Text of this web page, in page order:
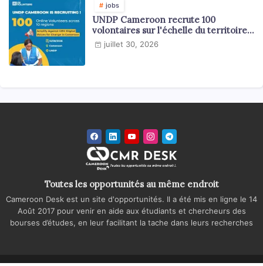
jobs
UNDP Cameroon recrute 100
volontaires sur l'échelle du territoire
national
juillet 30, 2026
Toutes les opportunités au même endroit
Cameroon Desk est un site d'opportunités. Il a été mis en ligne le 14
Août 2017 pour venir en aide aux étudiants et chercheurs des
bourses d’études, en leur facilitant la tache dans leurs recherches